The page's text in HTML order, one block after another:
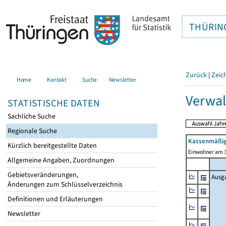
Home Kontakt Suche Newsletter
STATISTISCHE DATEN
Sachliche Suche
Regionale Suche
Kürzlich bereitgestellte Daten
Allgemeine Angaben, Zuordnungen
Gebietsveränderungen,
Änderungen zum Schlüsselverzeichnis
Definitionen und Erläuterungen
Newsletter
Zurück |
Einwohner am